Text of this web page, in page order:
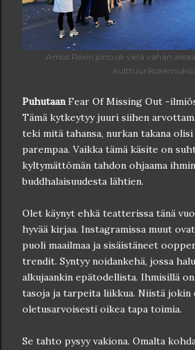
Amos Rexin jono oli vielä vähän
PuhutaanFear Of Missing Out -
Tämä kytkeytyy juuri siihen
teki mitä tahansa, nurkan takana
parempaa. Vaikka tämä käsite on
kyltymättömän tahdon ohjaama
buddhalaisuudesta lähtien.
Olet käynyt ehkä teatterissa tänä
hyvää kirjaa. Instagramissa muut
puoli maailmaa ja sisäistäneet
trendit. Syntyy noidankehä, jossa
alkujaankin epätodellista. Ihmisillä
tasoja ja tarpeita liikkua. Niistä jokin
oletusarvoisesti oikea tapa toimia.
Se tahto pysyy vakiona. Omalta